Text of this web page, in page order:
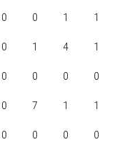
0 0 1 1
0 1 4 1
0 0 0 0
0 7 1 1
0 0 0 0